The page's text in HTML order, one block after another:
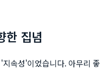
한 집념
속성'이었습니다. 아무리 좋